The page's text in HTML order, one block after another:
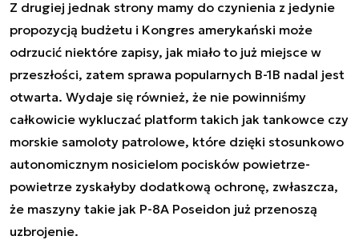
Z drugiej jednak strony mamy do czynienia z jedynie
propozycją budżetu i Kongres amerykański może
odrzucić niektóre zapisy, jak miało to już miejsce w
przeszłości, zatem sprawa popularnych B-1B nadal jest
otwarta. Wydaje się również, że nie powinniśmy
całkowicie wykluczać platform takich jak tankowce czy
morskie samoloty patrolowe, które dzięki stosunkowo
autonomicznym nosicielom pocisków powietrze-
powietrze zyskałyby dodatkową ochronę, zwłaszcza,
że maszyny takie jak P-8A Poseidon już przenoszą
uzbrojenie.